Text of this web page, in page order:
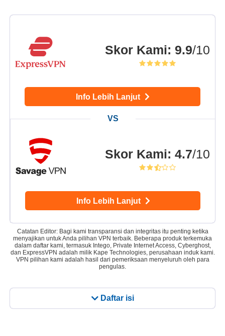
Daftar isi
Skor Kami: 9.9/10
Info Lebih Lanjut
Skor Kami: 4.7/10
Info Lebih Lanjut
Catatan Editor: Bagi kami transparansi dan integritas itu penting ketika
menyajikan untuk Anda pilihan VPN terbaik. Beberapa produk terkemuka
dalam daftar kami, termasuk Intego, Private Internet Access, Cyberghost,
dan ExpressVPN adalah milik Kape Technologies, perusahaan induk kami.
VPN pilihan kami adalah hasil dari pemeriksaan menyeluruh oleh para
pengulas.